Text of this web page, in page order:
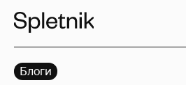
Блоги